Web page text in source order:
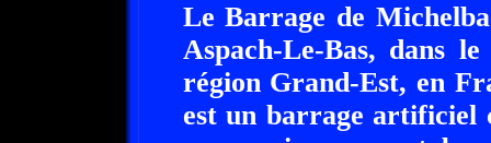
Le Barrage de
Aspach-Le-Bas, dans
région Grand-Est, en
est un barrage artificiel